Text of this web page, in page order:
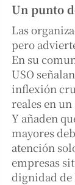
Un punto
Las
pero
En su
USO
inflexión
reales en
Y añaden
mayores
atención
empresas
dignidad de